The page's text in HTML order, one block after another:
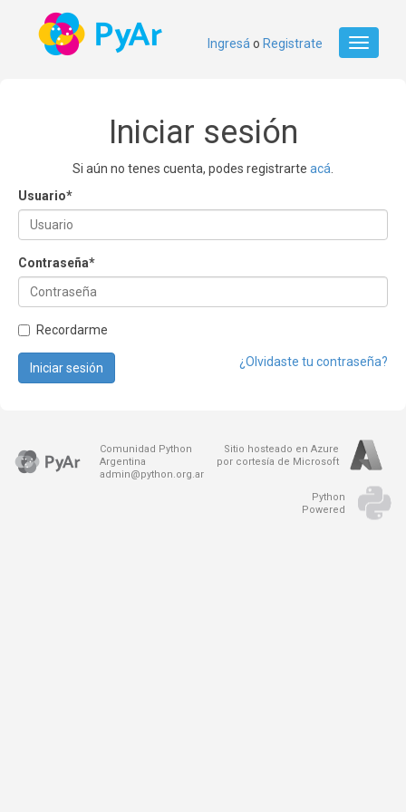
Toggle
Ingresá o Registrate
Iniciar sesión
Si aún no tenes cuenta, podes registrarte acá
Usuario*
Contraseña*
Recordarme
¿Olvidaste tu contraseña?
Iniciar sesión
Comunidad Python
Argentina
admin@python.org.ar
Sitio hosteado en Azure
por cortesía de Microsoft
Python
Powered